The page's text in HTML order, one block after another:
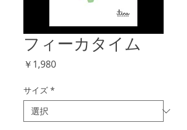
フィーカタイム
￥1,980価
サイズ *